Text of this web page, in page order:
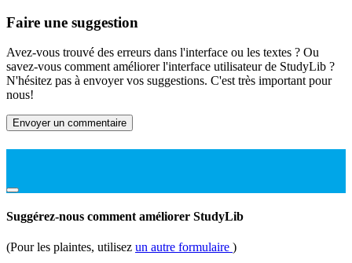
Faire une suggestion
Avez-vous trouvé des erreurs dans l'interface ou les textes ? Ou
savez-vous comment améliorer l'interface utilisateur de StudyLib ?
N'hésitez pas à envoyer vos suggestions. C'est très important pour
nous!
Envoyer un commentaire
Suggérez-nous comment améliorer StudyLib
(Pour les plaintes, utilisez un autre formulaire )